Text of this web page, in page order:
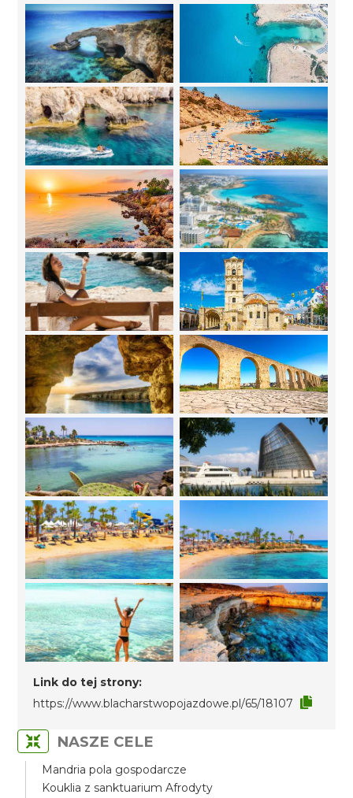
Link do tej strony:
https://www.blacharstwopojazdowe.pl/65/18107
NASZE CELE
Mandria pola gospodarcze
Kouklia z sanktuarium Afrodyty